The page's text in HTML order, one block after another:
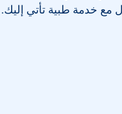
مع خدمة طبية تأتي إليك.